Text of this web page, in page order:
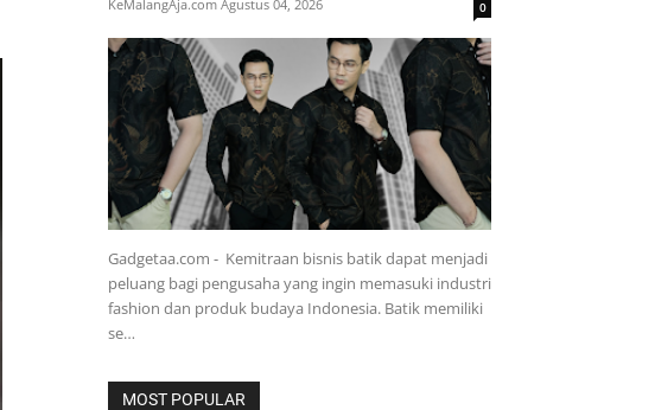
KeMalangAja.com Agustus 04, 2026 0
Gadgetaa.com - Kemitraan bisnis batik dapat menjadi
peluang bagi pengusaha yang ingin memasuki industri
fashion dan produk budaya Indonesia. Batik memiliki
se…
MOST POPULAR